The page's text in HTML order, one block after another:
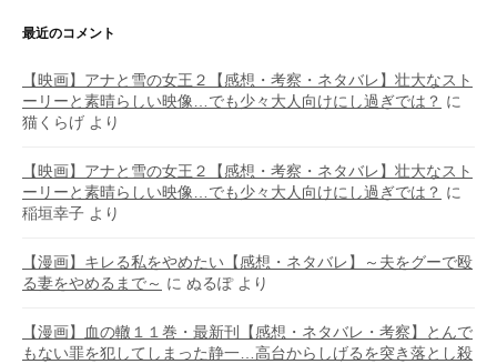
最近のコメント
【映画】アナと雪の女王２【感想・考察・ネタバレ】壮大なスト
ーリーと素晴らしい映像…でも少々大人向けにし過ぎでは？ に
猫くらげ より
【映画】アナと雪の女王２【感想・考察・ネタバレ】壮大なスト
ーリーと素晴らしい映像…でも少々大人向けにし過ぎでは？ に
稲垣幸子 より
【漫画】キレる私をやめたい【感想・ネタバレ】～夫をグーで殴
る妻をやめるまで～ に ぬるぽより
【漫画】血の轍１１巻・最新刊【感想・ネタバレ・考察】とんで
もない罪を犯してしまった静一…高台からしげるを突き落とし殺